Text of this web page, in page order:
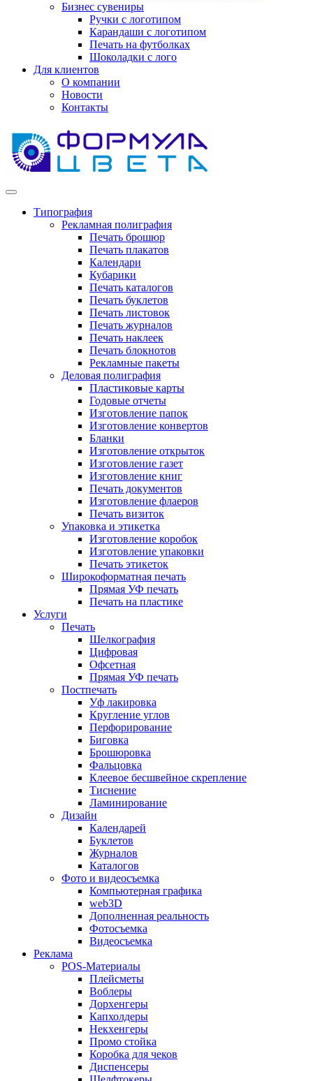
Бизнес сувениры
Ручки с логотипом
Карандаши с логотипом
Печать на футболках
Шоколадки с лого
Для клиентов
О компании
Новости
Контакты
Типография
Рекламная полиграфия
Печать брошюр
Печать плакатов
Календари
Кубарики
Печать каталогов
Печать буклетов
Печать листовок
Печать журналов
Печать наклеек
Печать блокнотов
Рекламные пакеты
Деловая полиграфия
Пластиковые карты
Годовые отчеты
Изготовление папок
Изготовление конвертов
Бланки
Изготовление открыток
Изготовление газет
Изготовление книг
Печать документов
Изготовление флаеров
Печать визиток
Упаковка и этикетка
Изготовление коробок
Изготовление упаковки
Печать этикеток
Широкоформатная печать
Прямая УФ печать
Печать на пластике
Услуги
Печать
Шелкография
Цифровая
Офсетная
Прямая УФ печать
Постпечать
Уф лакировка
Кругление углов
Перфорирование
Биговка
Брошюровка
Фальцовка
Клеевое бесшвейное скрепление
Тиснение
Ламинирование
Дизайн
Календарей
Буклетов
Журналов
Каталогов
Фото и видеосъемка
Компьютерная графика
web3D
Дополненная реальность
Фотосъемка
Видеосъемка
Реклама
POS-Материалы
Плейсметы
Воблеры
Дорхенгеры
Капхолдеры
Некхенгеры
Промо стойка
Коробка для чеков
Диспенсеры